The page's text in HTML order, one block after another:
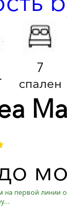
7
спален
на первой